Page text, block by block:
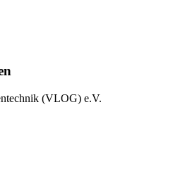
(VLOG) e.V.